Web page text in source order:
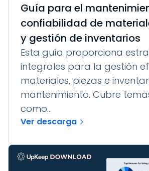
Guía para el
confiabilidad de
y gestión de inventarios
Esta guía proporciona
integrales para la gestión
materiales, piezas e
mantenimiento. Cubre
como...
Ver descarga